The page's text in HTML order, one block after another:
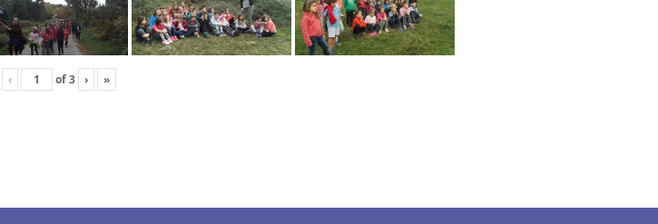
‹ of3 › »